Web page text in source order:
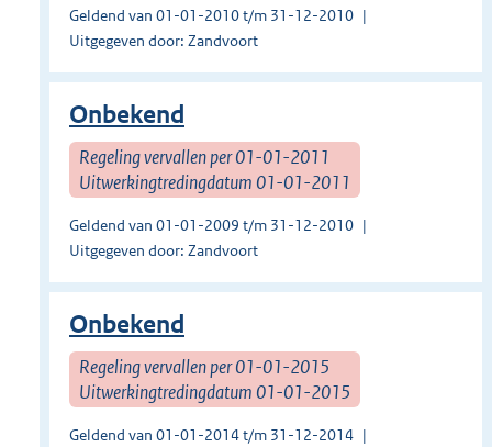
Geldend van 01-01-2010 t/m 31-12-2010
Uitgegeven door: Zandvoort
Onbekend
Regeling vervallen per 01-01-2011
Uitwerkingtredingdatum 01-01-2011
Geldend van 01-01-2009 t/m 31-12-2010
Uitgegeven door: Zandvoort
Onbekend
Regeling vervallen per 01-01-2015
Uitwerkingtredingdatum 01-01-2015
Geldend van 01-01-2014 t/m 31-12-2014